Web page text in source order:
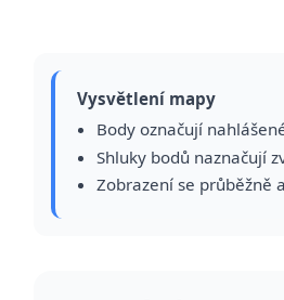
Vysvětlení mapy
Body označují
Shluky bodů naznačují
Zobrazení se průběžně